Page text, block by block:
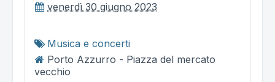
venerdì 30 giugno 2023
Musica e concerti
Porto Azzurro - Piazza del mercato
vecchio